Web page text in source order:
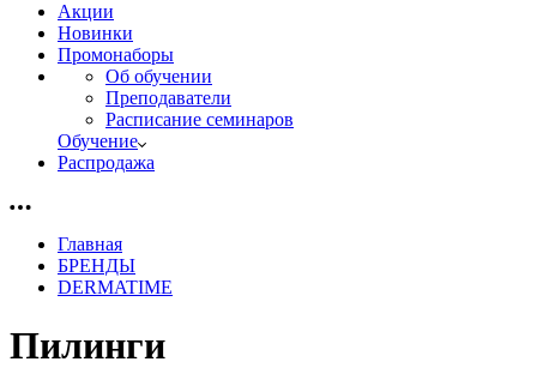
Акции
Новинки
Промонаборы
Об обучении
Преподаватели
Расписание семинаров
Обучение
Распродажа
Главная
БРЕНДЫ
DERMATIME
Пилинги